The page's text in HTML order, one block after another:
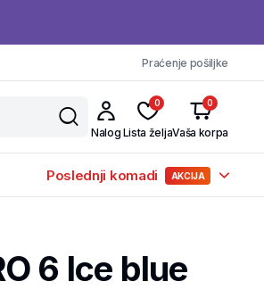
Praćenje pošiljke
Nalog
0
Lista želja
0
Vaša korpa
Poslednji komadi AKCIJA
6 Ice blue